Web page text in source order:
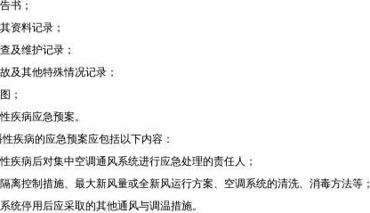
书；
料记录；
维护记录；
其他特殊情况记录；
；
病应急预案。
疾病的应急预案应包括以下内容：
病后对集中空调通风系统进行应急处理的责任人；
控制措施、最大新风量或全新风运行方案、空调系统的清洗、消毒方法等；
停用后应采取的其他通风与调温措施。